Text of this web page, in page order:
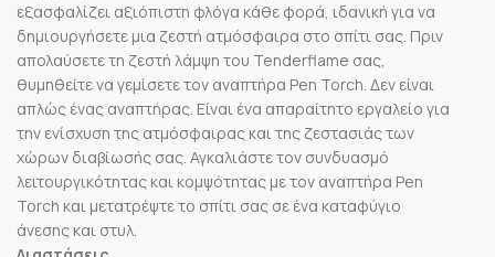
εξασφαλίζει αξιόπιστη φλόγα κάθε φορά, ιδανική για να
δημιουργήσετε μια ζεστή ατμόσφαιρα στο σπίτι σας. Πριν
απολαύσετε τη ζεστή λάμψη του Tenderflame σας,
θυμηθείτε να γεμίσετε τον αναπτήρα Pen Torch. Δεν είναι
απλώς ένας αναπτήρας. Είναι ένα απαραίτητο εργαλείο για
την ενίσχυση της ατμόσφαιρας και της ζεστασιάς των
χώρων διαβίωσής σας. Αγκαλιάστε τον συνδυασμό
λειτουργικότητας και κομψότητας με τον αναπτήρα Pen
Torch και μετατρέψτε το σπίτι σας σε ένα καταφύγιο
άνεσης και στυλ.